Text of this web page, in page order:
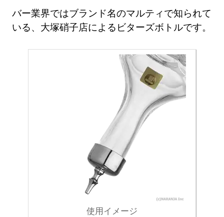
バー業界ではブランド名のマルティで知られて
いる、大塚硝子店によるビターズボトルです。
使用イメージ